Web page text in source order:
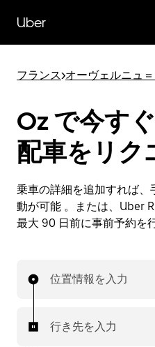
Uber
フランス>オーヴェルニュ
Oz で今す
配車をリク
乗車の詳細を追加すれば、
動が可能 。または、Uber
最大 90 日前に事前予約を
位置情報を入力
行き先を入力